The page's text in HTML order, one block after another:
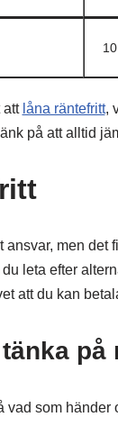
10
att låna räntefritt,
på att alltid
ansvar, men det
leta efter
att du kan
på
vad som